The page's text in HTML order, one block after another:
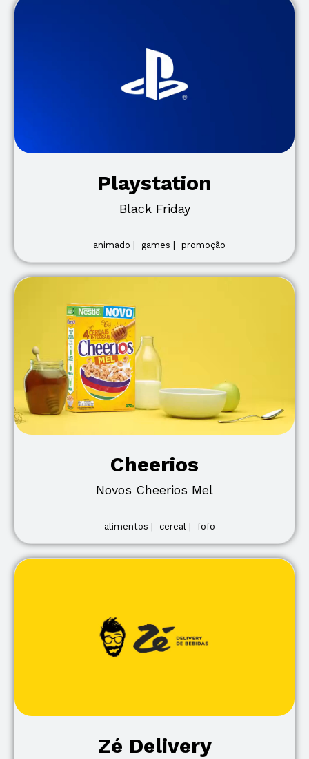
Playstation
Black Friday
animado | games | promoção
Cheerios
Novos Cheerios Mel
alimentos | cereal | fofo
Zé Delivery